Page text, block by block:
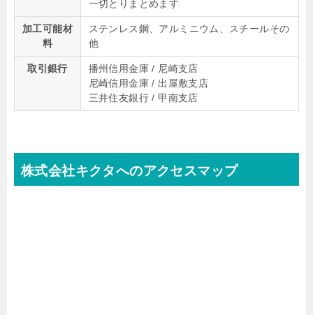
一切とりまとめます
加工可能材
料
ステンレス鋼、アルミニウム、スチールその
他
取引銀行
播州信用金庫 / 尼崎支店
尼崎信用金庫 / 出屋敷支店
三井住友銀行 / 甲南支店
株式会社キクタへのアクセスマップ